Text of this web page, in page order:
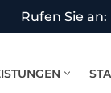
Rufen Sie